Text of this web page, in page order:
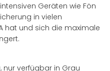
Geräten wie Fön
in vielen
hat und sich die maximale
, nur verfügbar in Grau